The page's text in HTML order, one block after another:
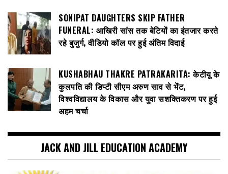
SONIPAT DAUGHTERS SKIP FATHER
FUNERAL: आखिरी सांस तक बेटियों का इंतजार करते
रहे बुजुर्ग, वीडियो कॉल पर हुई अंतिम विदाई
KUSHABHAU THAKRE PATRAKARITA: केटीयू के
कुलपति की डिप्टी सीएम अरुण साव से भेंट,
विश्वविद्यालय के विकास और युवा सशक्तिकरण पर हुई
अहम चर्चा
JACK AND JILL EDUCATION ACADEMY